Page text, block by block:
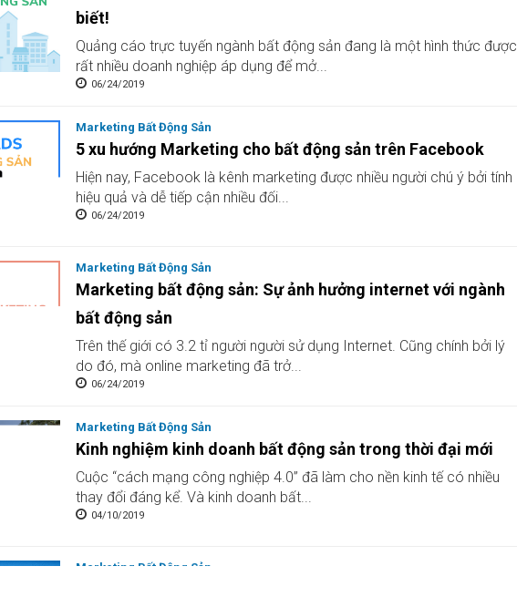
biết!
Quảng cáo trực tuyến ngành bất động sản đang là một hình thức được
rất nhiều doanh nghiệp áp dụng để mở...
06/24/2019
Marketing Bất Động Sản
5 xu hướng Marketing cho bất động sản trên Facebook
Hiện nay, Facebook là kênh marketing được nhiều người chú ý bởi tính
hiệu quả và dễ tiếp cận nhiều đối...
06/24/2019
Marketing Bất Động Sản
Marketing bất động sản: Sự ảnh hưởng internet với ngành
bất động sản
Trên thế giới có 3.2 tỉ người người sử dụng Internet. Cũng chính bởi lý
do đó, mà online marketing đã trở...
06/24/2019
Marketing Bất Động Sản
Kinh nghiệm kinh doanh bất động sản trong thời đại mới
Cuộc “cách mạng công nghiệp 4.0” đã làm cho nền kinh tế có nhiều
thay đổi đáng kể. Và kinh doanh bất...
04/10/2019
Marketing Bất Động Sản